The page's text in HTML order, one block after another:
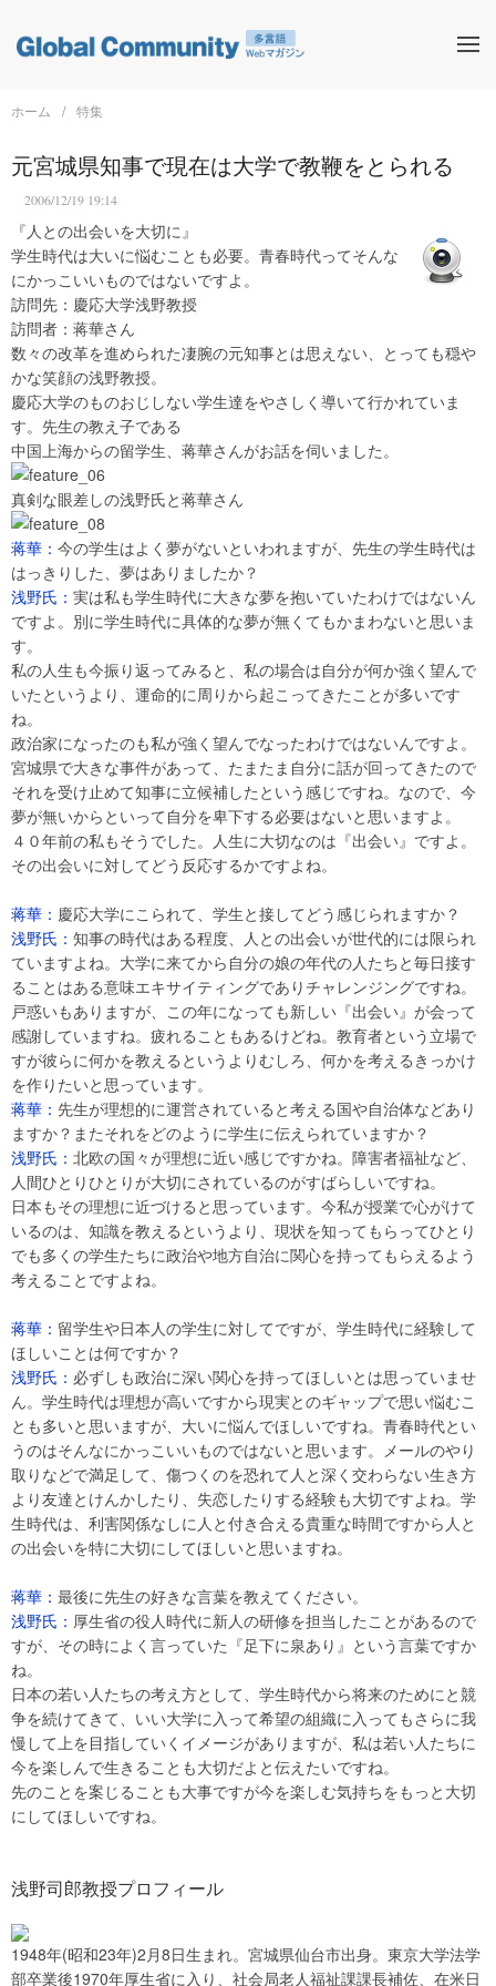
ホーム 特集
元宮城県知事で現在は大学で教鞭をとられる
2006/12/19 19:14
『人との出会いを大切に』
学生時代は大いに悩むことも必要。青春時代ってそんな
にかっこいいものではないですよ。
訪問先：慶応大学浅野教授
訪問者：蒋華さん
数々の改革を進められた凄腕の元知事とは思えない、とっても穏や
かな笑顔の浅野教授。
慶応大学のものおじしない学生達をやさしく導いて行かれていま
す。先生の教え子である
中国上海からの留学生、蒋華さんがお話を伺いました。
真剣な眼差しの浅野氏と蒋華さん
蒋華： 今の学生はよく夢がないといわれますが、先生の学生時代は
はっきりした、夢はありましたか？
浅野氏： 実は私も学生時代に大きな夢を抱いていたわけではないん
ですよ。別に学生時代に具体的な夢が無くてもかまわないと思いま
す。
私の人生も今振り返ってみると、私の場合は自分が何か強く望んで
いたというより、運命的に周りから起こってきたことが多いです
ね。
政治家になったのも私が強く望んでなったわけではないんですよ。
宮城県で大きな事件があって、たまたま自分に話が回ってきたので
それを受け止めて知事に立候補したという感じですね。なので、今
夢が無いからといって自分を卑下する必要はないと思いますよ。
４０年前の私もそうでした。人生に大切なのは『出会い』ですよ。
その出会いに対してどう反応するかですよね。
蒋華： 慶応大学にこられて、学生と接してどう感じられますか？
浅野氏： 知事の時代はある程度、人との出会いが世代的には限られ
ていますよね。大学に来てから自分の娘の年代の人たちと毎日接す
ることはある意味エキサイティングでありチャレンジングですね。
戸惑いもありますが、この年になっても新しい『出会い』が会って
感謝していますね。疲れることもあるけどね。教育者という立場で
すが彼らに何かを教えるというよりむしろ、何かを考えるきっかけ
を作りたいと思っています。
蒋華： 先生が理想的に運営されていると考える国や自治体などあり
ますか？またそれをどのように学生に伝えられていますか？
浅野氏： 北欧の国々が理想に近い感じですかね。障害者福祉など、
人間ひとりひとりが大切にされているのがすばらしいですね。
日本もその理想に近づけると思っています。今私が授業で心がけて
いるのは、知識を教えるというより、現状を知ってもらってひとり
でも多くの学生たちに政治や地方自治に関心を持ってもらえるよう
考えることですよね。
蒋華： 留学生や日本人の学生に対してですが、学生時代に経験して
ほしいことは何ですか？
浅野氏： 必ずしも政治に深い関心を持ってほしいとは思っていませ
ん。学生時代は理想が高いですから現実とのギャップで思い悩むこ
とも多いと思いますが、大いに悩んでほしいですね。青春時代とい
うのはそんなにかっこいいものではないと思います。メールのやり
取りなどで満足して、傷つくのを恐れて人と深く交わらない生き方
より友達とけんかしたり、失恋したりする経験も大切ですよね。学
生時代は、利害関係なしに人と付き合える貴重な時間ですから人と
の出会いを特に大切にしてほしいと思いますね。
蒋華： 最後に先生の好きな言葉を教えてください。
浅野氏： 厚生省の役人時代に新人の研修を担当したことがあるので
すが、その時によく言っていた『足下に泉あり』という言葉ですか
ね。
日本の若い人たちの考え方として、学生時代から将来のためにと競
争を続けてきて、いい大学に入って希望の組織に入ってもさらに我
慢して上を目指していくイメージがありますが、私は若い人たちに
今を楽しんで生きることも大切だよと伝えたいですね。
先のことを案じることも大事ですが今を楽しむ気持ちをもっと大切
にしてほしいですね。
浅野司郎教授プロフィール
1948年(昭和23年)2月8日生まれ。宮城県仙台市出身。東京大学法学
部卒業後1970年厚生省に入り、社会局老人福祉課課長補佐、在米日